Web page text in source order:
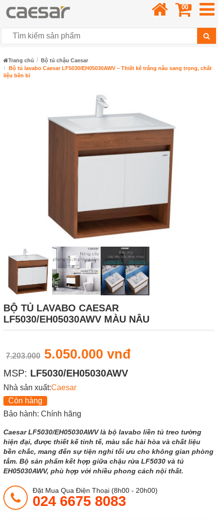
00
Trang chủ
Bộ tủ chậu Caesar
Bộ tủ lavabo Caesar LF5030/EH05030AWV – Thiết kế trắng nâu sang trọng, chất
liệu bền bỉ
BỘ TỦ LAVABO CAESAR
LF5030/EH05030AWV MÀU NÂU
7.203.000 5.050.000 vnđ
MSP: LF5030/EH05030AWV
Nhà sản xuất:Caesar
Còn hàng
Bảo hành: Chính hãng
Caesar LF5030/EH05030AWV là bộ lavabo liền tủ treo tường
hiện đại, được thiết kế tinh tế, màu sắc hài hòa và chất liệu
bền chắc, mang đến sự tiện nghi tối ưu cho không gian phòng
tắm. Bộ sản phẩm kết hợp giữa chậu rửa LF5030 và tủ
EH05030AWV, phù hợp với nhiều phong cách nội thất.
Đặt Mua Qua Điện Thoại (8h00 - 20h00)
024 6675 8083